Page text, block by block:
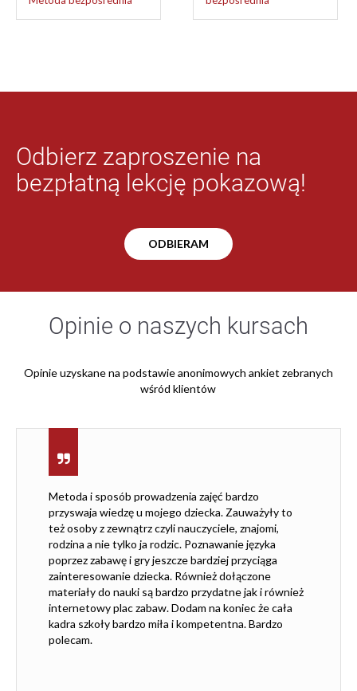
Odbierz zaproszenie na
bezpłatną lekcję pokazową!
ODBIERAM
Opinie o naszych kursach
Opinie uzyskane na podstawie anonimowych ankiet zebranych
wśród klientów
Metoda i sposób prowadzenia zajęć bardzo
przyswaja wiedzę u mojego dziecka. Zauważyły to
też osoby z zewnątrz czyli nauczyciele, znajomi,
rodzina a nie tylko ja rodzic. Poznawanie języka
poprzez zabawę i gry jeszcze bardziej przyciąga
zainteresowanie dziecka. Również dołączone
materiały do nauki są bardzo przydatne jak i również
internetowy plac zabaw. Dodam na koniec że cała
kadra szkoły bardzo miła i kompetentna. Bardzo
polecam.